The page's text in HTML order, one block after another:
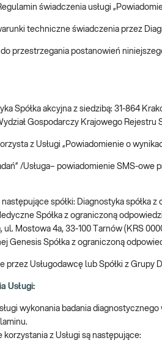
świadczenia usługi
techniczne świadczenia przez
przestrzegania postanowień
Spółka akcyjna z siedzibą: 31-864
Gospodarczy Krajowego Rejestru
z Usługi „Powiadomienie o
/Usługa– powiadomienie SMS-
spółki: Diagnostyka
Spółka z ograniczoną
Mostowa 4a, 33-100 Tarnów (KRS
Genesis Spółka z ograniczoną
Usługodawcę lub Spółki z Grupy
Usługi:
wykonania badania
z Usługi są następujące: